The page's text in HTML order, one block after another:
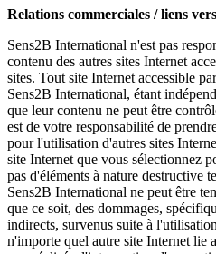
Relations commerciales / liens
Sens2B International n'est pas
contenu des autres sites Internet
sites. Tout site Internet accessible
Sens2B International, étant
que leur contenu ne peut être
est de votre responsabilité de
pour l'utilisation d'autres sites
site Internet que vous sélectionnez
pas d'éléments à nature destructive
Sens2B International ne peut être
que ce soit, des dommages,
indirects, survenus suite à
n'importe quel autre site Internet lie